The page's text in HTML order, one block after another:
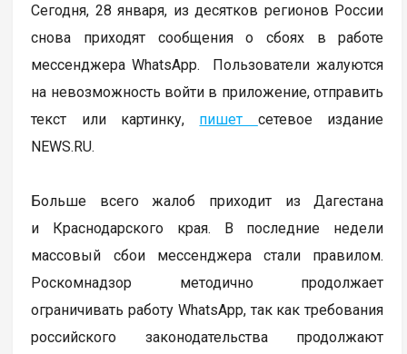
Сегодня, 28 января, из десятков регионов России
снова приходят сообщения о сбоях в работе
мессенджера WhatsApp. Пользователи жалуются
на невозможность войти в приложение, отправить
текст или картинку, пишет сетевое издание
NEWS.RU.
Больше всего жалоб приходит из Дагестана
и Краснодарского края. В последние недели
массовый сбои мессенджера стали правилом.
Роскомнадзор методично продолжает
ограничивать работу WhatsApp, так как требования
российского законодательства продолжают